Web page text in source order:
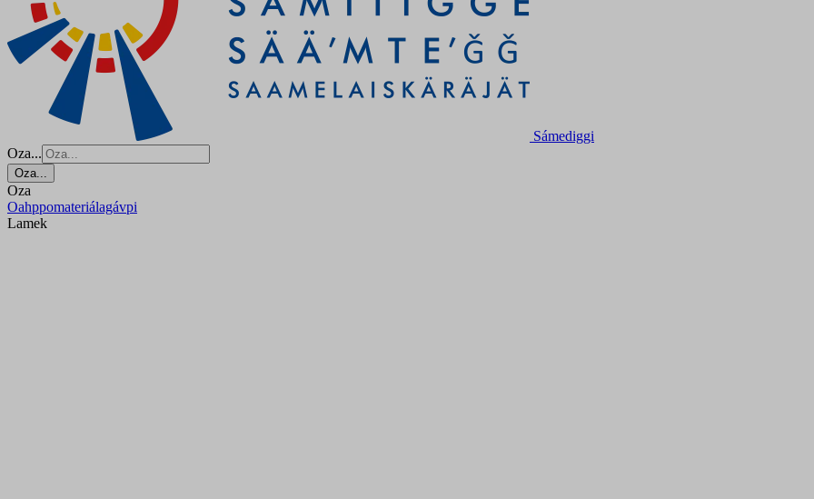
Sámediggi
Oza...
Oza...
Oza
Oahppomateriálagávpi
Lamek